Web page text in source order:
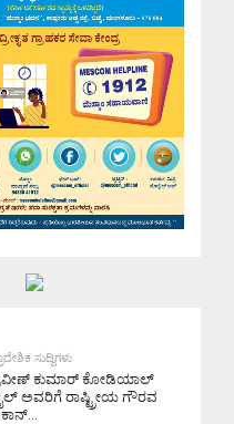
ಸುದ್ದಿಗಳು
ಕುಮಾರ್ ಕೋಡಿಯಾಲ್
ಅವರಿಗೆ ರಾಷ್ಟ್ರೀಯ ಗೌರವ